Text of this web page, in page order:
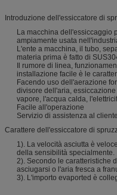
Introduzione dell'essiccatore di
La macchina dell'essiccaggio
ampiamente usata
L'ente a macchina, il tubo,
materia prima è fatto di
Il rumore di linea,
installazione facile è le
Facendo uso dell'aerazione
divisore dell'aria,
vapore, l'acqua calda,
Facile all'operazione
Servizio di assistenza al
Carattere dell'essiccatore di
1). La velocità asciutta è
della sensibilità specialmente.
2). Secondo le caratteristiche
asciugarsi o l'aria fresca a
3). L'importo evaported è